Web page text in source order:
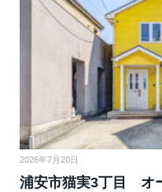
2026年7月20日
浦安市猫実3丁目 オ